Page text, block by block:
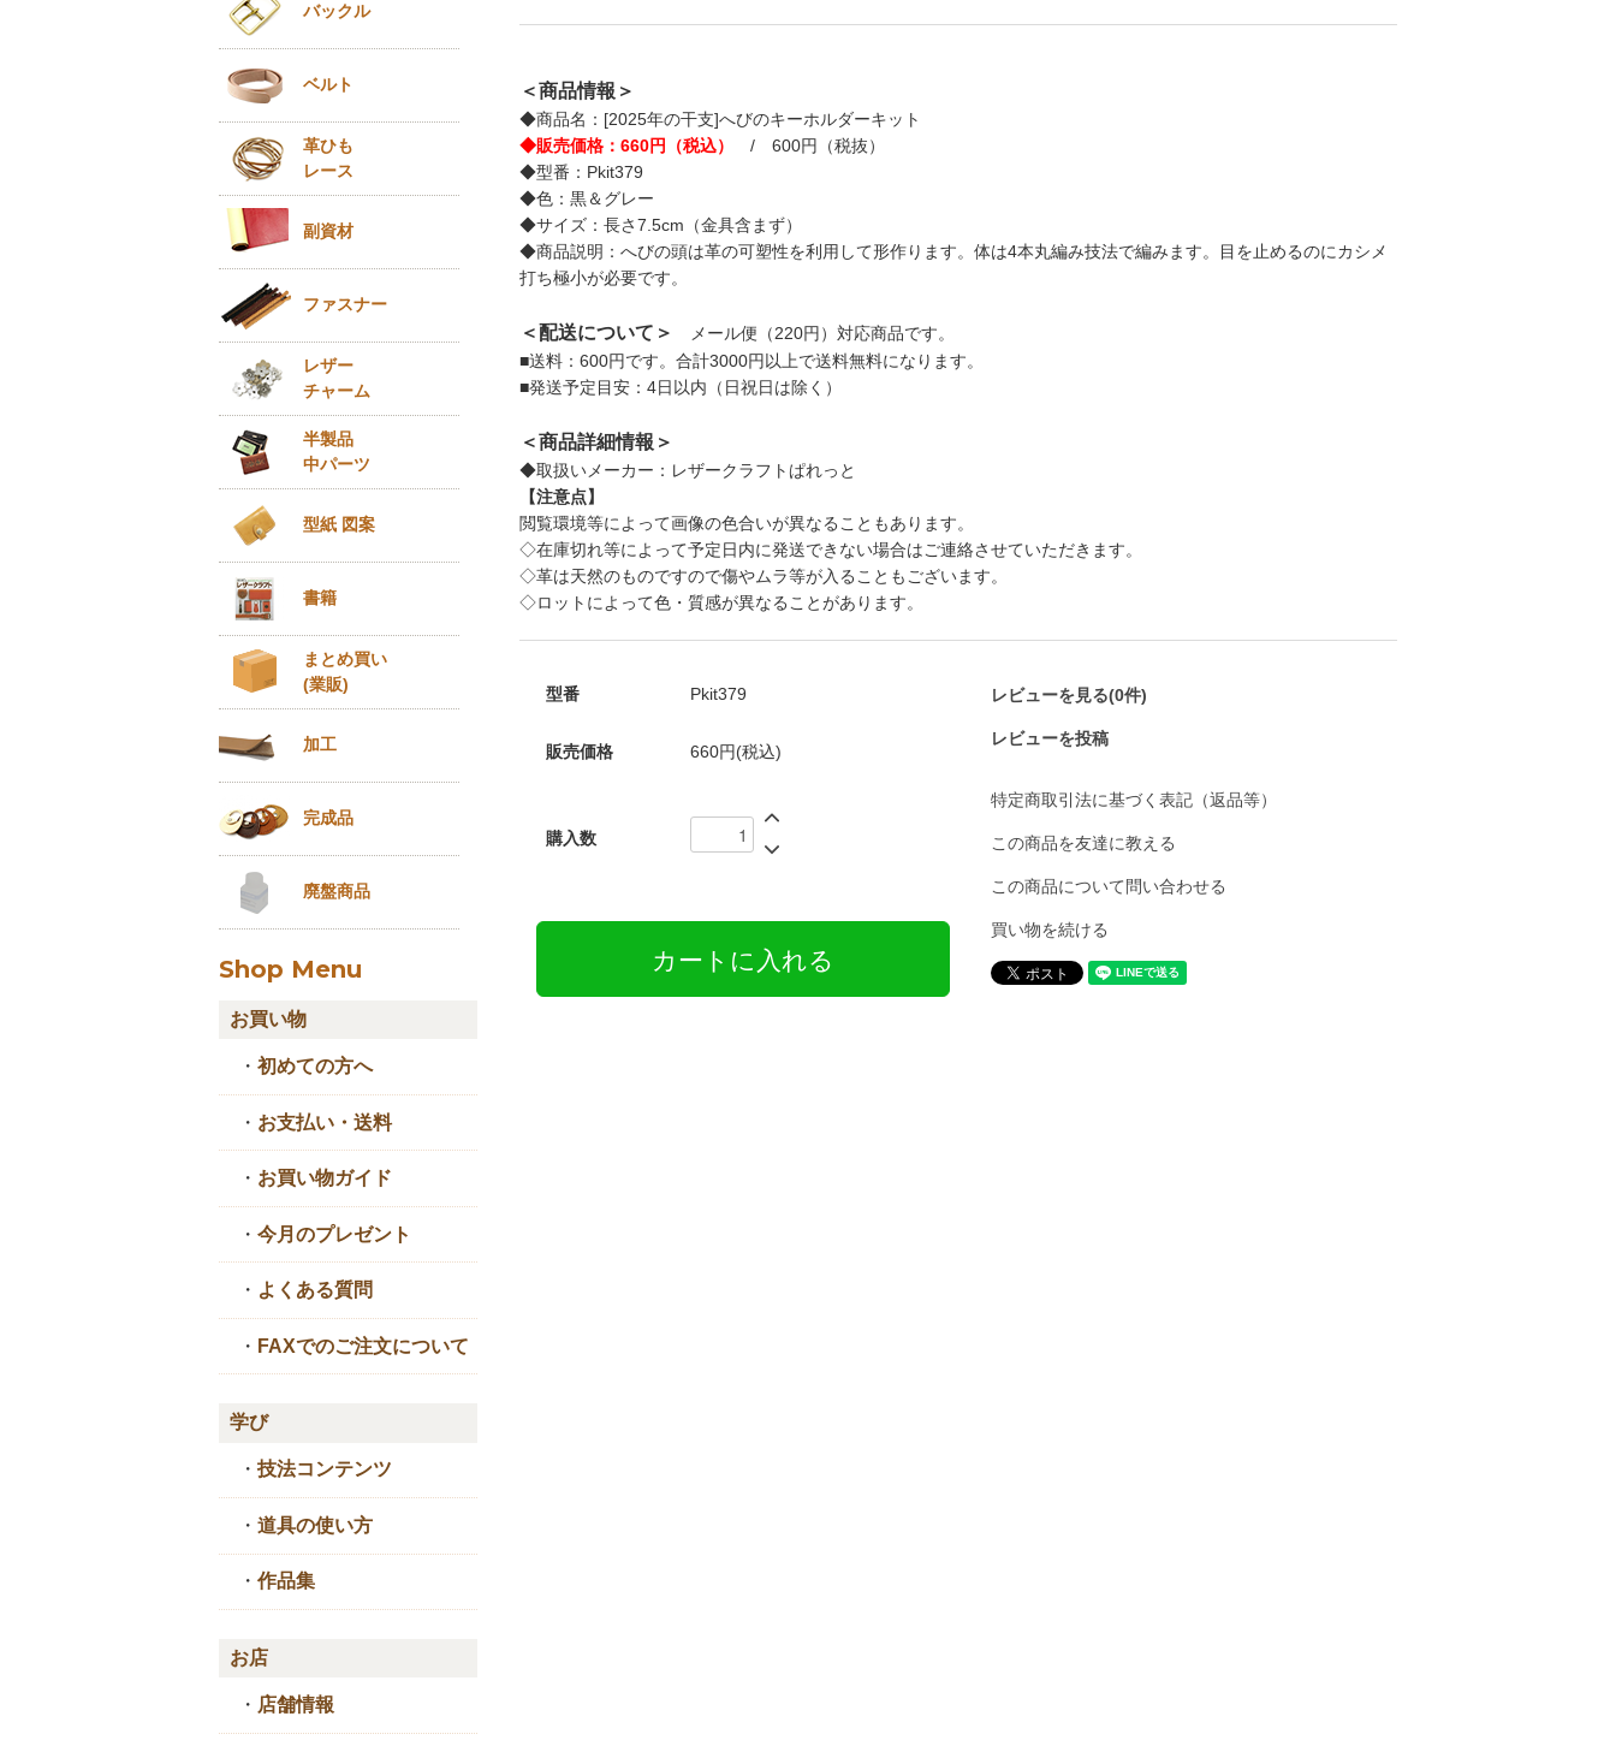
＜商品情報＞
◆商品名：[2025年の干支]へびのキーホルダーキット
◆販売価格：660円（税込）
/ 600円（税抜）
◆型番：Pkit379
◆色：黒＆グレー
◆サイズ：長さ7.5cm（金具含まず）
◆商品説明：へびの頭は革の可塑性を利用して形作ります。体は4本丸編み技法で編みます。目を止めるのにカシメ
打ち極小が必要です。
＜配送について＞
メール便（220円）対応商品です。
■送料：600円です。合計3000円以上で送料無料になります。
■発送予定目安：4日以内（日祝日は除く）
＜商品詳細情報＞
◆取扱いメーカー：レザークラフトぱれっと
【注意点】
閲覧環境等によって画像の色合いが異なることもあります。
◇在庫切れ等によって予定日内に発送できない場合はご連絡させていただきます。
◇革は天然のものですので傷やムラ等が入ることもございます。
◇ロットによって色・質感が異なることがあります。
型番 Pkit379
販売価格 660円(税込)
購入数
レビューを見る(0件)
レビューを投稿
特定商取引法に基づく表記（返品等）
この商品を友達に教える
この商品について問い合わせる
買い物を続ける
バックル
ベルト
革ひも
レース
副資材
ファスナー
レザー
チャーム
半製品
中パーツ
型紙 図案
書籍
まとめ買い
(業販)
加工
完成品
廃盤商品
Shop Menu
お買い物
・ 初めての方へ
・ お支払い・送料
・ お買い物ガイド
・ 今月のプレゼント
・ よくある質問
・ FAXでのご注文について
学び
・ 技法コンテンツ
・ 道具の使い方
・ 作品集
お店
・ 店舗情報